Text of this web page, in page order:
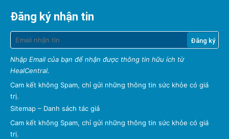
Đăng ký nhận tin
Nhập Email của bạn để nhận được thông tin hữu ích từ
HealCentral.
Cam kết không Spam, chỉ gửi những thông tin sức khỏe có giá
trị.
Sitemap – Danh sách tác giả
Cam kết không Spam, chỉ gửi những thông tin sức khỏe có giá
trị.